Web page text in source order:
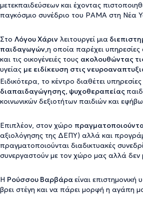
μετεκπαιδεύσεων και έχοντας
παγκόσμιο συνέδριο του PAMA στη Νέα
Στο Λόγου Χάριν λειτουργεί μια
παιδαγωγών,η οποία παρέχει
και τις οικογένειές τους ακολουθώντας
υγείας με ειδίκευση στις
Ειδικότερα, τo κέντρο διαθέτει υπηρεσίες
διαπαιδαγώγησης, ψυχοθεραπείας
κοινωνικών δεξιοτήτων παιδιών και
Επιπλέον, στον χώρο
αξιολόγησης της ΔΕΠΥ) αλλά και
πραγματοποιούνται διαδικτυακές
συνεργαστούν με τον χώρο μας αλλά
Η Ρούσσου Βαρβάραείναι επιστημονική
βρει στέγη και να πάρει μορφή η αγάπη